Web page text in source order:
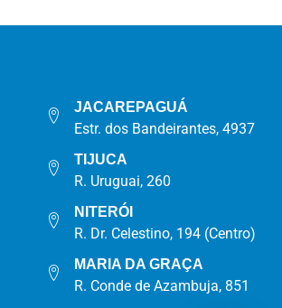
JACAREPAGUÁ
Estr. dos Bandeirantes, 4937
TIJUCA
R. Uruguai, 260
NITERÓI
R. Dr. Celestino, 194 (Centro)
MARIA DA GRAÇA
R. Conde de Azambuja, 851